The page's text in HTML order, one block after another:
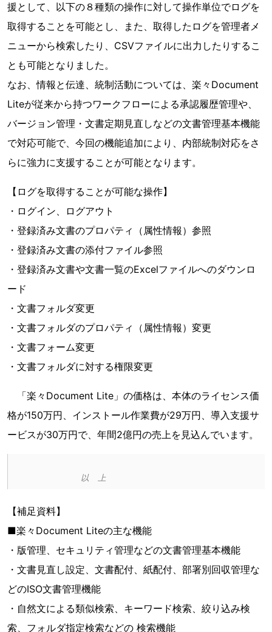
援として、以下の８種類の操作に対して操作単位でログを
取得することを可能とし、また、取得したログを管理者メ
ニューから検索したり、CSVファイルに出力したりするこ
とも可能となりました。
なお、情報と伝達、統制活動については、楽々Document
Liteが従来から持つワークフローによる承認履歴管理や、
バージョン管理・文書定期見直しなどの文書管理基本機能
で対応可能で、今回の機能追加により、内部統制対応をさ
らに強力に支援することが可能となります。
【ログを取得することが可能な操作】
・ログイン、ログアウト
・登録済み文書のプロパティ（属性情報）参照
・登録済み文書の添付ファイル参照
・登録済み文書や文書一覧のExcelファイルへのダウンロ
ード
・文書フォルダ変更
・文書フォルダのプロパティ（属性情報）変更
・文書フォーム変更
・文書フォルダに対する権限変更
「楽々Document Lite」の価格は、本体のライセンス価
格が150万円、インストール作業費が29万円、導入支援サ
ービスが30万円で、年間2億円の売上を見込んでいます。
【補足資料】
■楽々Document Liteの主な機能
・版管理、セキュリティ管理などの文書管理基本機能
・文書見直し設定、文書配付、紙配付、部署別回収管理な
どのISO文書管理機能
・自然文による類似検索、キーワード検索、絞り込み検
索、フォルダ指定検索などの 検索機能